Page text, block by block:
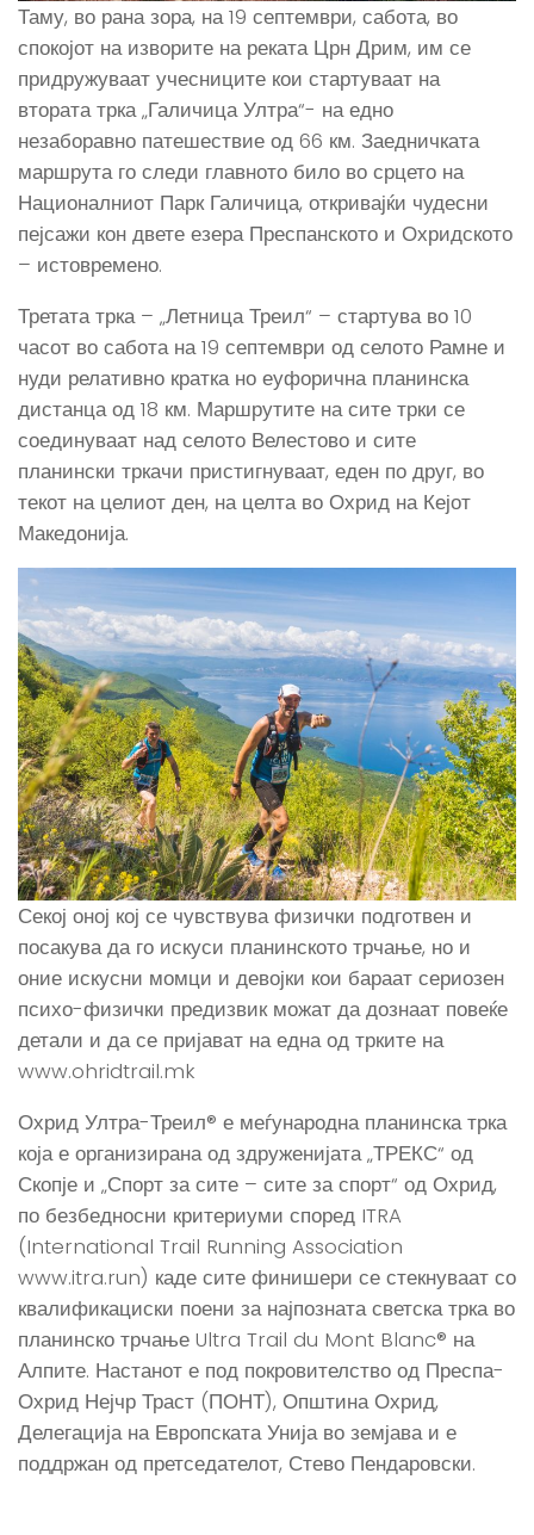
Таму, во рана зора, на 19 септември, сабота, во
спокојот на изворите на реката Црн Дрим, им се
придружуваат учесниците кои стартуваат на
втората трка „Галичица Ултра“- на едно
незаборавно патешествие од 66 км. Заедничката
маршрута го следи главното било во срцето на
Националниот Парк Галичица, откривајќи чудесни
пејсажи кон двете езера Преспанското и Охридското
– истовремено.
Третата трка – „Летница Треил“ – стартува во 10
часот во сабота на 19 септември од селото Рамне и
нуди релативно кратка но еуфорична планинска
дистанца од 18 км. Маршрутите на сите трки се
соединуваат над селото Велестово и сите
планински тркачи пристигнуваат, еден по друг, во
текот на целиот ден, на целта во Охрид на Кејот
Македонија.
Секој оној кој се чувствува физички подготвен и
посакува да го искуси планинското трчање, но и
оние искусни момци и девојки кои бараат сериозен
психо-физички предизвик можат да дознаат повеќе
детали и да се пријават на една од трките на
www.ohridtrail.mk
Охрид Ултра-Треил® е меѓународна планинска трка
која е организирана од здруженијата „ТРЕКС“ од
Скопје и „Спорт за сите – сите за спорт“ од Охрид,
по безбедносни критериуми според ITRA
(International Trail Running Association
www.itra.run) каде сите финишери се стекнуваат со
квалификациски поени за најпозната светска трка во
планинско трчање Ultra Trail du Mont Blanc® на
Алпите. Настанот е под покровителство од Преспа-
Охрид Нејчр Траст (ПОНТ), Општина Охрид,
Делегација на Европската Унија во земјава и е
поддржан од претседателот, Стево Пендаровски.